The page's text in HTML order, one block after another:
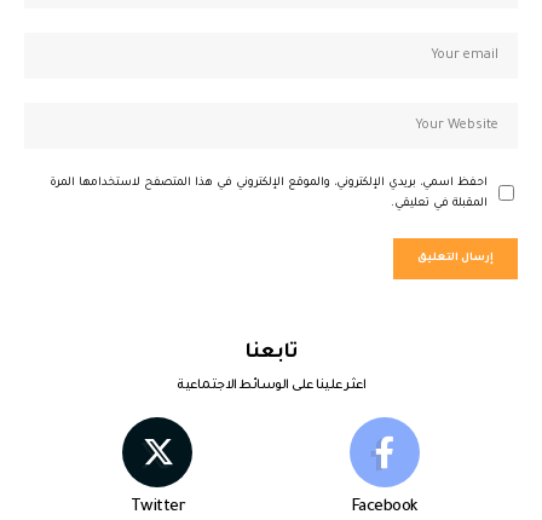
احفظ اسمي، بريدي الإلكتروني، والموقع الإلكتروني في هذا المتصفح لاستخدامها المرة
المقبلة في تعليقي.
تابعنا
اعثر علينا على الوسائط الاجتماعية
Facebook
Twitter